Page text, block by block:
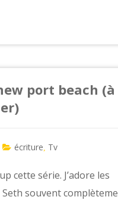
port beach (à
écriture Tv
cette série. J’adore les
souvent